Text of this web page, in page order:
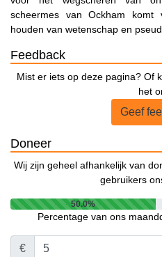
scheermes van Ockham
houden van wetenschap en
Feedback
Mist er iets op deze pagina? Of
het
Geef
Doneer
Wij zijn geheel afhankelijk van
gebruikers
50.0%
Percentage van ons
€